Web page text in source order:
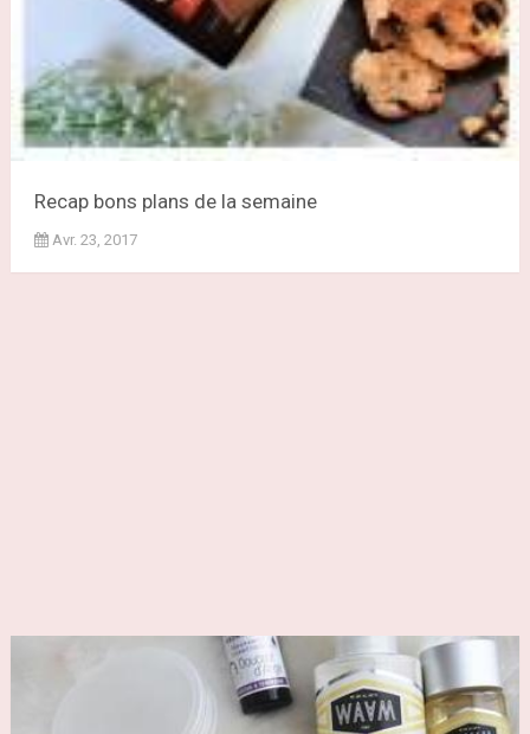
Recap bons plans de la semaine
Avr. 23, 2017